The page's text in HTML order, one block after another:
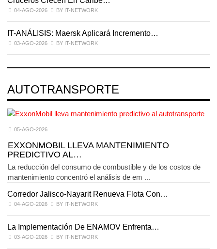
04-AGO-2026 BY IT-NETWORK
IT-ANÁLISIS: Maersk Aplicará Incremento…
03-AGO-2026 BY IT-NETWORK
AUTOTRANSPORTE
05-AGO-2026
EXXONMOBIL LLEVA MANTENIMIENTO
PREDICTIVO AL…
La reducción del consumo de combustible y de los costos de
mantenimiento concentró el análisis de em ...
Corredor Jalisco-Nayarit Renueva Flota Con…
04-AGO-2026 BY IT-NETWORK
La Implementación De ENAMOV Enfrenta…
03-AGO-2026 BY IT-NETWORK